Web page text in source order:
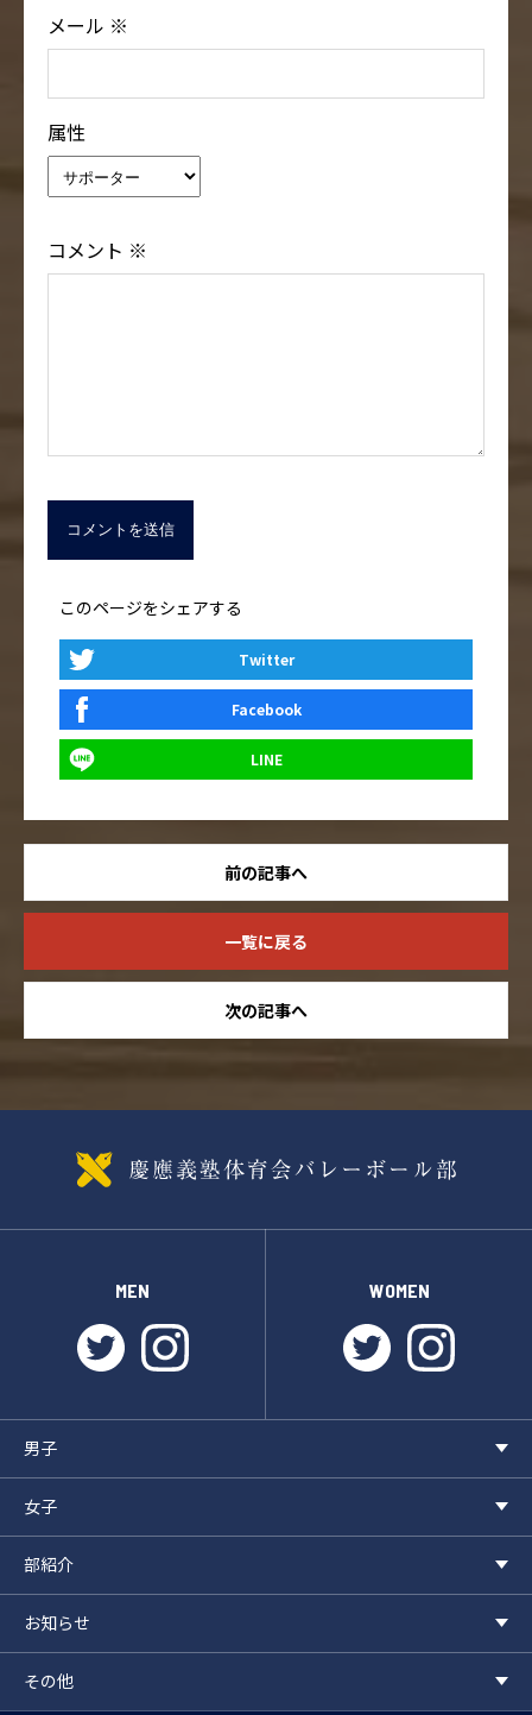
メール ※
属性
コメント ※
このページをシェアする
Twitter
Facebook
LINE
前の記事へ
一覧に戻る
次の記事へ
MEN
twitterinstagram
WOMEN
twitter
男子
女子
部紹介
お知らせ
その他